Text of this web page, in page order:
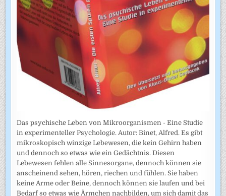
Das psychische Leben von Mikroorganismen - Eine Studie
in experimenteller Psychologie. Autor: Binet, Alfred. Es gibt
mikroskopisch winzige Lebewesen, die kein Gehirn haben
und dennoch so etwas wie ein Gedächtnis. Diesen
Lebewesen fehlen alle Sinnesorgane, dennoch können sie
anscheinend sehen, hören, riechen und fühlen. Sie haben
keine Arme oder Beine, dennoch können sie laufen und bei
Bedarf so etwas wie Ärmchen nachbilden, um sich damit das